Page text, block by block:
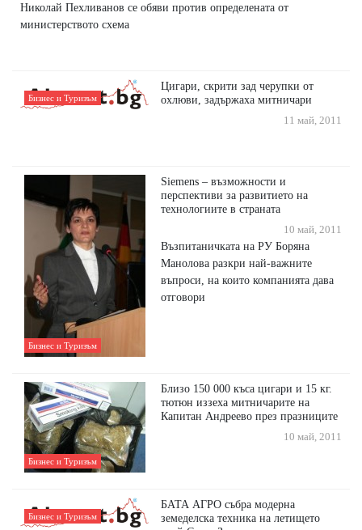
Николай Пехливанов се обяви против определената от
министерството схема
Бизнес и Туризъм
Цигари, скрити зад черупки от
охлюви, задържаха митничари
11 май, 2011
Бизнес и Туризъм
Siemens – възможности и
перспективи за развитието на
технологиите в страната
10 май, 2011
Възпитаничката на РУ Боряна
Манолова разкри най-важните
въпроси, на които компанията дава
отговори
Бизнес и Туризъм
Близо 150 000 къса цигари и 15 кг.
тютюн иззеха митничарите на
Капитан Андреево през празниците
10 май, 2011
Бизнес и Туризъм
БАТА АГРО събра модерна
земеделска техника на летището